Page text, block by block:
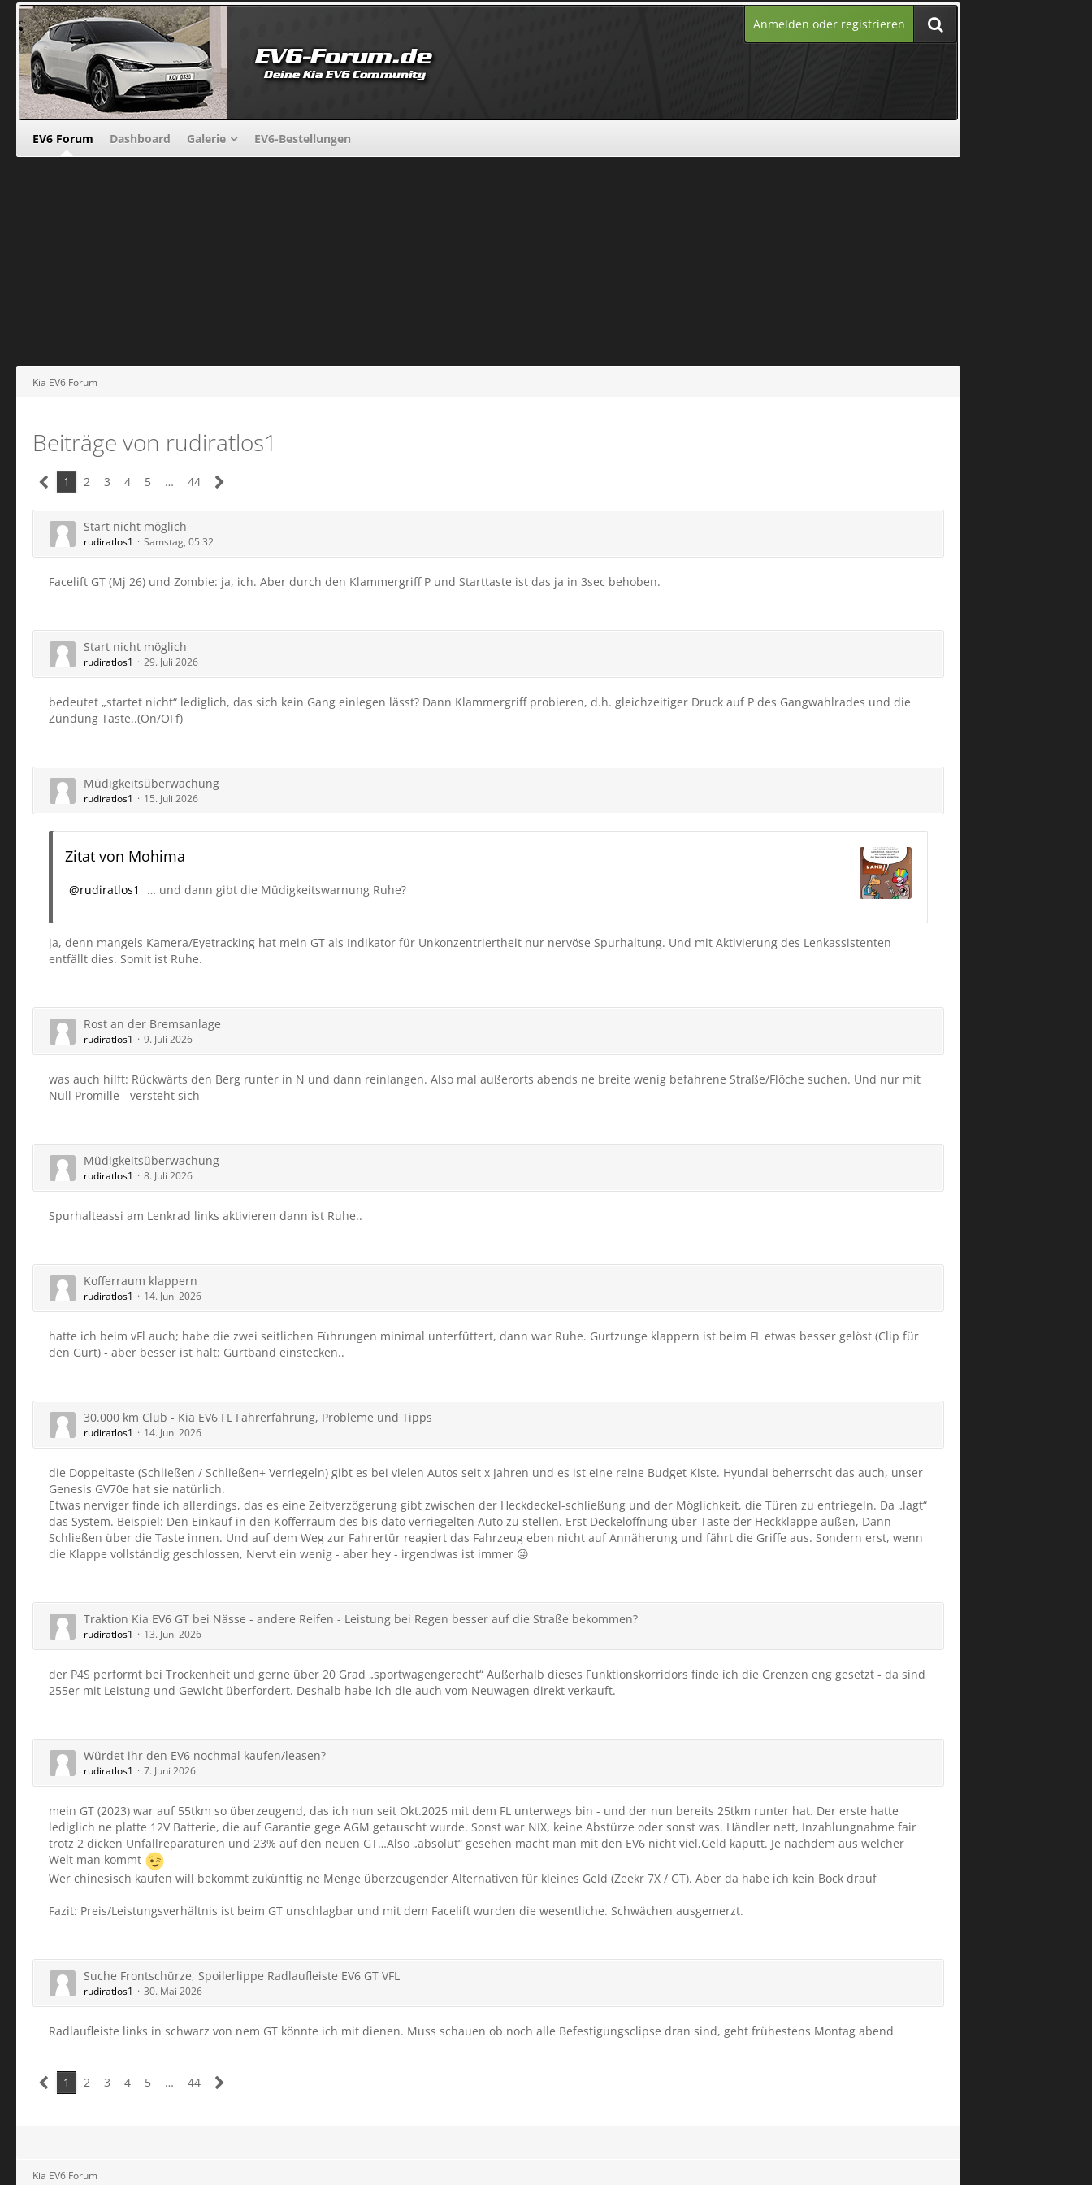
Anmelden oder registrieren
EV6 Forum Dashboard Galerie EV6-Bestellungen
Kia EV6 Forum
Beiträge von rudiratlos1
1 2 3 4 5 … 44
Start nicht möglich
rudiratlos1 Samstag, 05:32
Facelift GT (Mj 26) und Zombie: ja, ich. Aber durch den Klammergriff P und Starttaste ist das ja in 3sec behoben.
Start nicht möglich
rudiratlos1 29. Juli 2026
bedeutet „startet nicht“ lediglich, das sich kein Gang einlegen lässt? Dann Klammergriff probieren, d.h. gleichzeitiger Druck auf P des Gangwahlrades und die
Zündung Taste..(On/OFf)
Müdigkeitsüberwachung
rudiratlos1 15. Juli 2026
Zitat von Mohima
rudiratlos1 … und dann gibt die Müdigkeitswarnung Ruhe?
ja, denn mangels Kamera/Eyetracking hat mein GT als Indikator für Unkonzentriertheit nur nervöse Spurhaltung. Und mit Aktivierung des Lenkassistenten
entfällt dies. Somit ist Ruhe.
Rost an der Bremsanlage
rudiratlos1 9. Juli 2026
was auch hilft: Rückwärts den Berg runter in N und dann reinlangen. Also mal außerorts abends ne breite wenig befahrene Straße/Flöche suchen. Und nur mit
Null Promille - versteht sich
Müdigkeitsüberwachung
rudiratlos1 8. Juli 2026
Spurhalteassi am Lenkrad links aktivieren dann ist Ruhe..
Kofferraum klappern
rudiratlos1 14. Juni 2026
hatte ich beim vFl auch; habe die zwei seitlichen Führungen minimal unterfüttert, dann war Ruhe. Gurtzunge klappern ist beim FL etwas besser gelöst (Clip für
den Gurt) - aber besser ist halt: Gurtband einstecken..
30.000 km Club - Kia EV6 FL Fahrerfahrung, Probleme und Tipps
rudiratlos1 14. Juni 2026
die Doppeltaste (Schließen / Schließen+ Verriegeln) gibt es bei vielen Autos seit x Jahren und es ist eine reine Budget Kiste. Hyundai beherrscht das auch, unser
Genesis GV70e hat sie natürlich.
Etwas nerviger finde ich allerdings, das es eine Zeitverzögerung gibt zwischen der Heckdeckel-schließung und der Möglichkeit, die Türen zu entriegeln. Da „lagt“
das System. Beispiel: Den Einkauf in den Kofferraum des bis dato verriegelten Auto zu stellen. Erst Deckelöffnung über Taste der Heckklappe außen, Dann
Schließen über die Taste innen. Und auf dem Weg zur Fahrertür reagiert das Fahrzeug eben nicht auf Annäherung und fährt die Griffe aus. Sondern erst, wenn
die Klappe vollständig geschlossen, Nervt ein wenig - aber hey - irgendwas ist immer 😜
Traktion Kia EV6 GT bei Nässe - andere Reifen - Leistung bei Regen besser auf die Straße bekommen?
rudiratlos1 13. Juni 2026
der P4S performt bei Trockenheit und gerne über 20 Grad „sportwagengerecht“ Außerhalb dieses Funktionskorridors finde ich die Grenzen eng gesetzt - da sind
255er mit Leistung und Gewicht überfordert. Deshalb habe ich die auch vom Neuwagen direkt verkauft.
Würdet ihr den EV6 nochmal kaufen/leasen?
rudiratlos1 7. Juni 2026
mein GT (2023) war auf 55tkm so überzeugend, das ich nun seit Okt.2025 mit dem FL unterwegs bin - und der nun bereits 25tkm runter hat. Der erste hatte
lediglich ne platte 12V Batterie, die auf Garantie gege AGM getauscht wurde. Sonst war NIX, keine Abstürze oder sonst was. Händler nett, Inzahlungnahme fair
trotz 2 dicken Unfallreparaturen und 23% auf den neuen GT…Also „absolut“ gesehen macht man mit den EV6 nicht viel,Geld kaputt. Je nachdem aus welcher
Welt man kommt
Wer chinesisch kaufen will bekommt zukünftig ne Menge überzeugender Alternativen für kleines Geld (Zeekr 7X / GT). Aber da habe ich kein Bock drauf
Fazit: Preis/Leistungsverhältnis ist beim GT unschlagbar und mit dem Facelift wurden die wesentliche. Schwächen ausgemerzt.
Suche Frontschürze, Spoilerlippe Radlaufleiste EV6 GT VFL
rudiratlos1 30. Mai 2026
Radlaufleiste links in schwarz von nem GT könnte ich mit dienen. Muss schauen ob noch alle Befestigungsclipse dran sind, geht frühestens Montag abend
1 2 3 4 5 … 44
Kia EV6 Forum